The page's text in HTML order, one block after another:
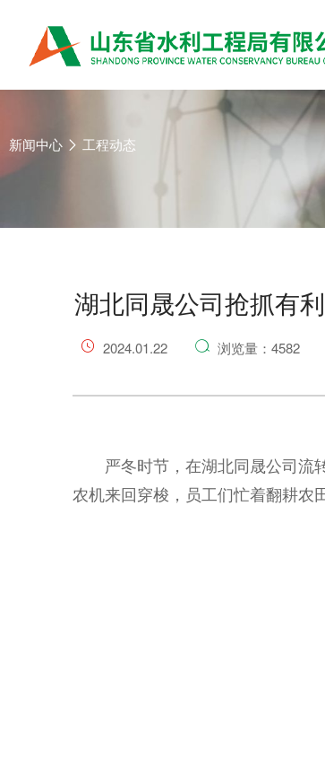
新闻中心 工程动态
湖北同晟公司抢抓有
2024.01.22 浏览量：4582
严冬时节，在湖北同晟公司流转
农机来回穿梭，员工们忙着翻耕农